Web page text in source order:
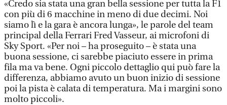
«Credo sia stata una gran bella sessione per tutta la F1
con più di 6 macchine in meno di due decimi. Noi
siamo lì e la gara è ancora lunga», le parole del team
principal della Ferrari Fred Vasseur, ai microfoni di
Sky Sport. «Per noi – ha proseguito – è stata una
buona sessione, ci sarebbe piaciuto essere in prima
fila ma va bene. Ogni piccolo dettaglio qui può fare la
differenza, abbiamo avuto un buon inizio di sessione
poi la pista è calata di temperatura. Ma i margini sono
molto piccoli».